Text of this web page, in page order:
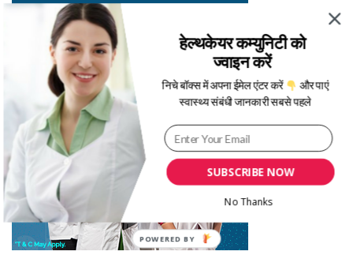
SUBSCRIBE NOW
हेल्थकेयर कम्युनिटी को
ज्वाइन करें
निचे बॉक्स में अपना ईमेल एंटर करें
और पाएं
स्वास्थ्य संबंधी जानकारी सबसे पहले
No Thanks
POWERED BY